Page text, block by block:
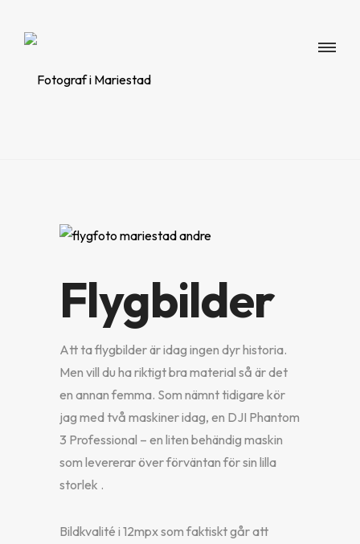
Flygbilder
Att ta flygbilder är idag ingen dyr historia.
Men vill du ha riktigt bra material så är det
en annan femma. Som nämnt tidigare kör
jag med två maskiner idag, en DJI Phantom
3 Professional – en liten behändig maskin
som levererar över förväntan för sin lilla
storlek .
Bildkvalité i 12mpx som faktiskt går att